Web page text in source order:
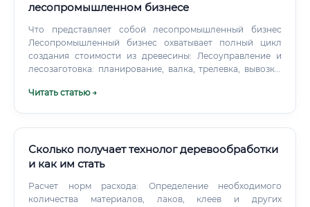
лесопромышленном бизнесе
Что представляет собой лесопромышленный бизнес
Лесопромышленный бизнес охватывает полный цикл
создания стоимости из древесины: Лесоуправление и
лесозаготовка: планирование, валка, трелевка, вывозка.
пиломатериалов, производство шпона.
Читать статью →
Сколько получает технолог деревообработки
и как им стать
Расчет норм расхода: Определение необходимого
количества материалов, лаков, клеев и других